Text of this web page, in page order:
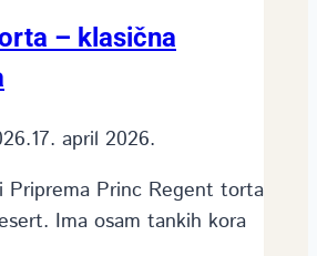
– klasična
17. april 2026.
Priprema Princ Regent torta
Ima osam tankih kora